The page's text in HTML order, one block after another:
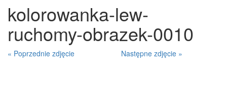
kolorowanka-lew-
ruchomy-obrazek-0010
« Poprzednie zdjęcie Następne zdjęcie »